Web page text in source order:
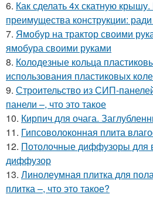
6. Как сделать 4х скатную
преимущества конструкции: ради
7. Ямобур на трактор своими
ямобура своими руками
8. Колодезные кольца
использования пластиковых
9. Строительство из СИП-
панели –, что это такое
10. Кирпич для очага.
11. Гипсоволоконная плита
12. Потолочные диффузоры для
диффузор
13. Линолеумная плитка для
плитка –, что это такое?